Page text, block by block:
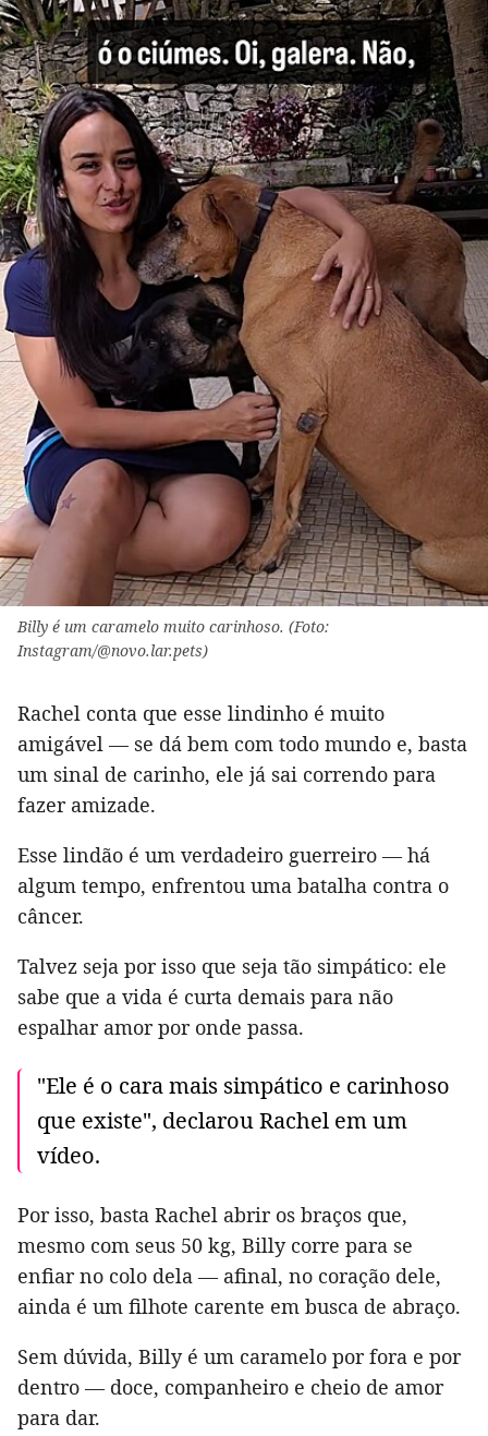
Billy é um caramelo muito carinhoso. (Foto:
Instagram/@novo.lar.pets)
Rachel conta que esse lindinho é muito
amigável — se dá bem com todo mundo e, basta
um sinal de carinho, ele já sai correndo para
fazer amizade.
Esse lindão é um verdadeiro guerreiro — há
algum tempo, enfrentou uma batalha contra o
câncer.
Talvez seja por isso que seja tão simpático: ele
sabe que a vida é curta demais para não
espalhar amor por onde passa.
"Ele é o cara mais simpático e carinhoso
que existe", declarou Rachel em um
vídeo.
Por isso, basta Rachel abrir os braços que,
mesmo com seus 50 kg, Billy corre para se
enfiar no colo dela — afinal, no coração dele,
ainda é um filhote carente em busca de abraço.
Sem dúvida, Billy é um caramelo por fora e por
dentro — doce, companheiro e cheio de amor
para dar.